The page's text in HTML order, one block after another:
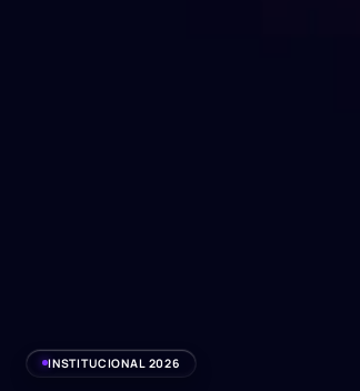
INSTITUCIONAL 2026